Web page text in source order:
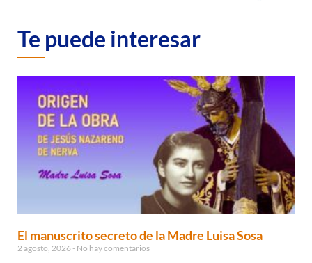
Te puede interesar
El manuscrito secreto de la Madre Luisa Sosa
2 agosto, 2026 No hay comentarios